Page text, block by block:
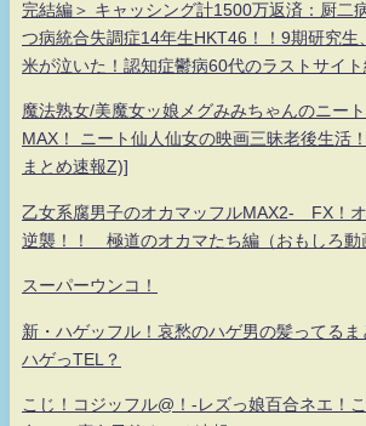
完結編＞ キャッシング計1500万返済：厨二
つ病統合失調症14年生HKT46！！9期研究生
米が泣いた！認知症鬱病60代のラストサイ
魔法熟女/美魔女ッ娘メグみみちゃんのニー
MAX！ ニート仙人仙女の映画三昧老後生活
まとめ速報Z)]
乙女系腐男子のオカマッフルMAX2- FX！
逆襲！！ 極道のオカマたち編（おもしろ動
スーパーウンコ！
新・ハゲッフル！哀愁のハゲ男の髪ってるま
ハゲっTEL？
こじ！コジッフル@！-レズっ娘百合ネエ！